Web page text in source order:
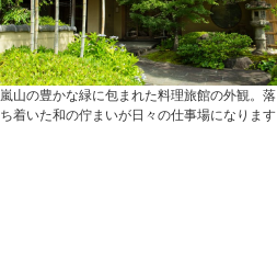
嵐山の豊かな緑に包まれた料理旅館の外観。落
ち着いた和の佇まいが日々の仕事場になります